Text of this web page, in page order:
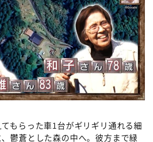
カタチ～
しゃい！
ポ
もらった車1台がギリギリ通れる細
鬱蒼とした森の中へ。彼方まで緑